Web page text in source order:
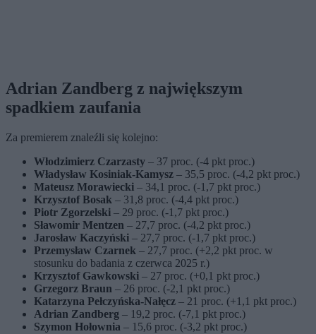
Adrian Zandberg z największym
spadkiem zaufania
Za premierem znaleźli się kolejno:
Włodzimierz Czarzasty – 37 proc. (-4 pkt proc.)
Władysław Kosiniak-Kamysz – 35,5 proc. (-4,2 pkt proc.)
Mateusz Morawiecki – 34,1 proc. (-1,7 pkt proc.)
Krzysztof Bosak – 31,8 proc. (-4,4 pkt proc.)
Piotr Zgorzelski – 29 proc. (-1,7 pkt proc.)
Sławomir Mentzen – 27,7 proc. (-4,2 pkt proc.)
Jarosław Kaczyński – 27,7 proc. (-1,7 pkt proc.)
Przemysław Czarnek – 27,7 proc. (+2,2 pkt proc. w
stosunku do badania z czerwca 2025 r.)
Krzysztof Gawkowski – 27 proc. (+0,1 pkt proc.)
Grzegorz Braun – 26 proc. (-2,1 pkt proc.)
Katarzyna Pełczyńska-Nałęcz – 21 proc. (+1,1 pkt proc.)
Adrian Zandberg – 19,2 proc. (-7,1 pkt proc.)
Szymon Hołownia – 15,6 proc. (-3,2 pkt proc.)